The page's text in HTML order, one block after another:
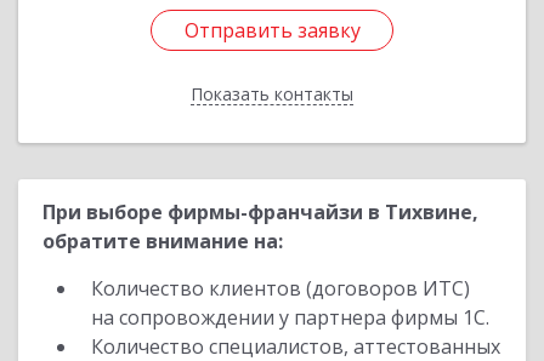
Отправить заявку
Показать контакты
Отправить заявку
Назад
При выборе фирмы-франчайзи в Тихвине,
обратите внимание на:
Количество клиентов (договоров ИТС)
на сопровождении у партнера фирмы 1С.
Количество специалистов, аттестованных